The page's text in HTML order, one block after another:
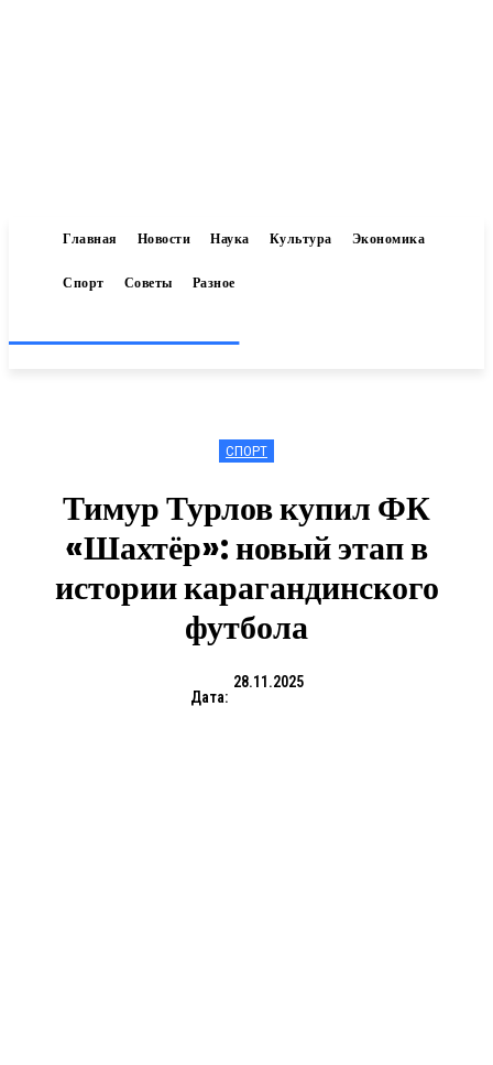
Главная Новости Наука Культура Экономика
Спорт Советы Разное
СПОРТ
Тимур Турлов купил ФК
«Шахтёр»: новый этап в
истории карагандинского
футбола
Дата:
28.11.2025